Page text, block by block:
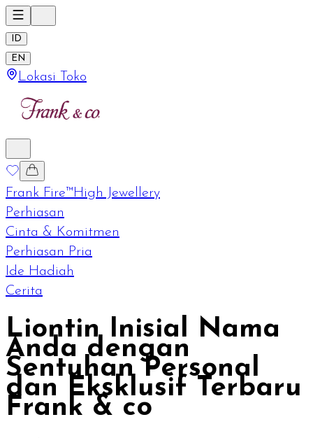
ID
EN
Lokasi Toko
Frank Fire™High Jewellery
Perhiasan
Cinta & Komitmen
Perhiasan Pria
Ide Hadiah
Cerita
Liontin Inisial Nama
Anda dengan
Sentuhan Personal
dan Eksklusif Terbaru
Frank & co